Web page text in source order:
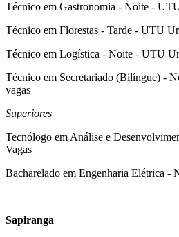
Técnico em Gastronomia - Noite -
Técnico em Florestas - Tarde - UTU
Técnico em Logística - Noite - UTU
Técnico em Secretariado (Bilíngue) -
vagas
Superiores
Tecnólogo em Análise e
Vagas
Bacharelado em Engenharia Elétrica -
Sapiranga